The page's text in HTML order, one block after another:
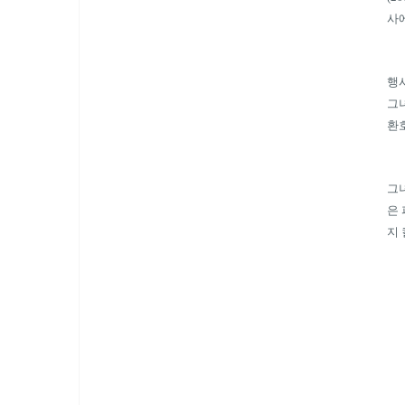
사
행
그
환
그
은
지